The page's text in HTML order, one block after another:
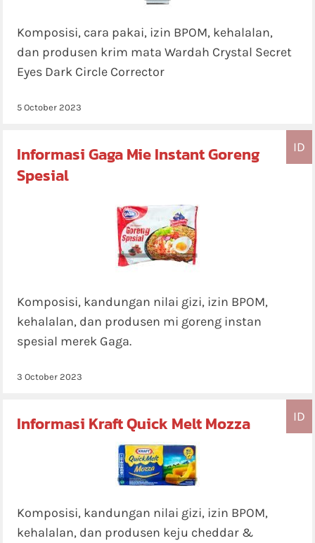
Komposisi, cara pakai, izin BPOM, kehalalan,
dan produsen krim mata Wardah Crystal Secret
Eyes Dark Circle Corrector
5 October 2023
ID
Informasi Gaga Mie Instant Goreng
Spesial
Komposisi, kandungan nilai gizi, izin BPOM,
kehalalan, dan produsen mi goreng instan
spesial merek Gaga.
3 October 2023
ID
Informasi Kraft Quick Melt Mozza
Komposisi, kandungan nilai gizi, izin BPOM,
kehalalan, dan produsen keju cheddar &